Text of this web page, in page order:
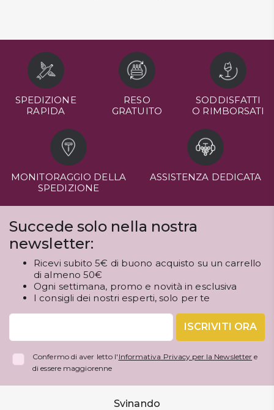
SPEDIZIONE
RAPIDA
RESO
GRATUITO
SODDISFATTI
O RIMBORSATI
MONITORAGGIO DELLA
SPEDIZIONE
ASSISTENZA DEDICATA
Succede solo nella nostra
newsletter:
Ricevi subito 5€ di buono acquisto su un carrello
di almeno 50€
Ogni settimana, promo e novità in esclusiva
I consigli dei nostri esperti, solo per te
ISCRIVITI ORA
Confermo di aver letto l' Informativa Privacy per la Newsletter e
di essere maggiorenne
Svinando